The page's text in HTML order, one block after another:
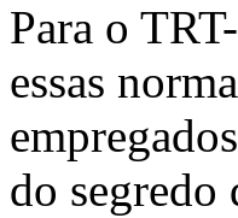
Para o
essas
do segredo